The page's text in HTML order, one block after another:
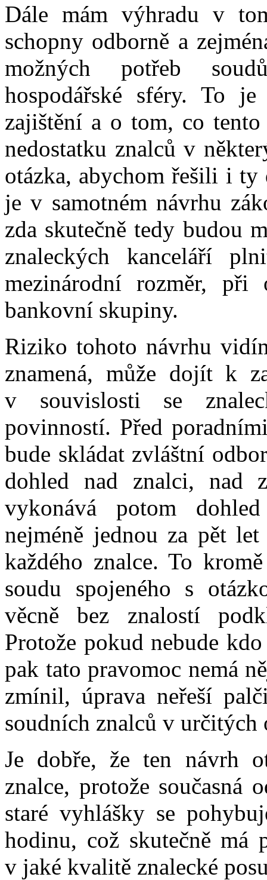
Dále mám výhradu v
schopny odborně a
možných potřeb
hospodářské sféry. To
zajištění a o tom, co
nedostatku znalců v
otázka, abychom řešili i
je v samotném návrhu
zda skutečně tedy budou
znaleckých kanceláří
mezinárodní rozměr,
bankovní skupiny.
Riziko tohoto návrhu
znamená, může dojít k
v souvislosti se
povinností. Před
bude skládat zvláštní
dohled nad znalci, nad
vykonává potom
nejméně jednou za pět
každého znalce. To
soudu spojeného s
věcně bez znalostí
Protože pokud nebude
pak tato pravomoc nemá
zmínil, úprava neřeší
soudních znalců v určitých
Je dobře, že ten návrh
znalce, protože současná
staré vyhlášky se
hodinu, což skutečně
v jaké kvalitě znalecké